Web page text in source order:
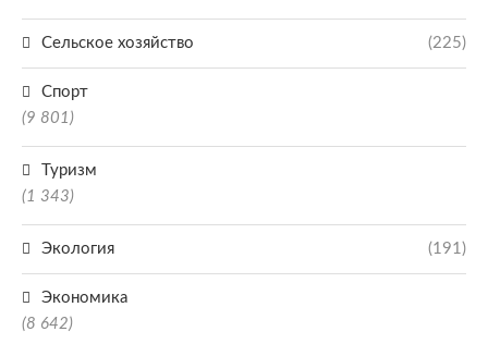
Сельское хозяйство (225)
Спорт
(9 801)
Туризм
(1 343)
Экология (191)
Экономика
(8 642)